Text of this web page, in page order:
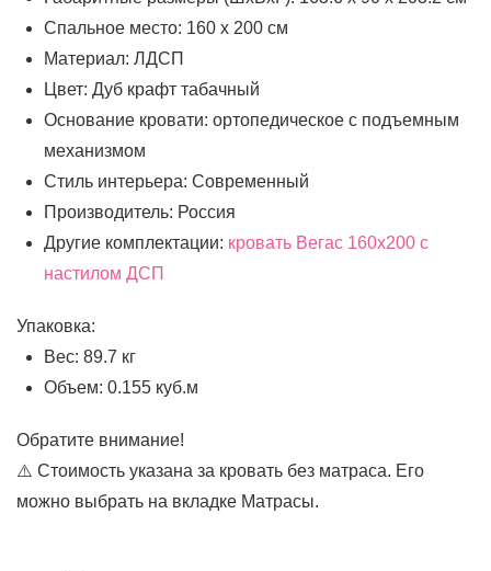
Спальное место: 160 х 200 см
Материал: ЛДСП
Цвет: Дуб крафт табачный
Основание кровати: ортопедическое с подъемным
механизмом
Стиль интерьера: Современный
Производитель: Россия
Другие комплектации: кровать Вегас 160х200 с
настилом ДСП
Упаковка:
Вес: 89.7 кг
Объем: 0.155 куб.м
Обратите внимание!
⚠️ Стоимость указана за кровать без матраса. Его
можно выбрать на вкладке Матрасы.